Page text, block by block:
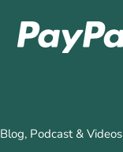
Blog, Podcast & Videos